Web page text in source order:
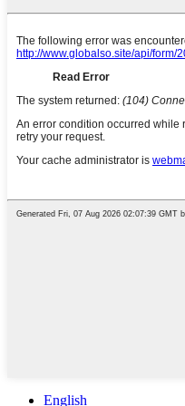
English